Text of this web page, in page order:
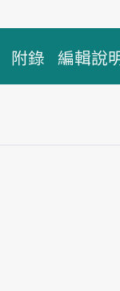
附錄 編輯說